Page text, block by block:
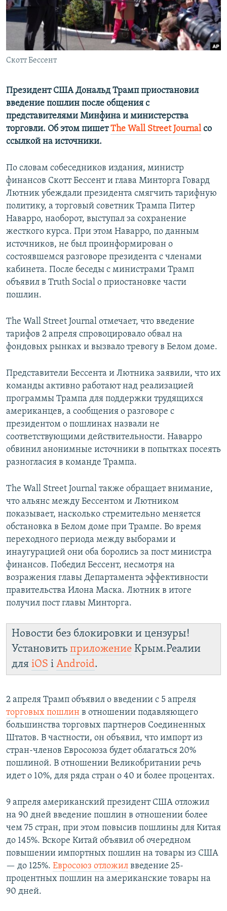
ПОБЕДИТЕЛЕЙ НЕ СУДЯТ?
КРЫМ.НЕПОКОРЕННЫЙ
ELIFBE
УКРАИНСКАЯ ПРОБЛЕМА КРЫМА
ПРИСОЕДИНЯЙТЕСЬ!
Скотт Бессент
Президент США Дональд Трамп приостановил
введение пошлин после общения с
представителями Минфина и министерства
торговли. Об этом пишетThe Wall Street Journalсо
ссылкой на источники.
По словам собеседников издания, министр
финансов Скотт Бессент и глава Минторга Говард
Лютник убеждали президента смягчить тарифную
политику, а торговый советник Трампа Питер
Наварро, наоборот, выступал за сохранение
жесткого курса. При этом Наварро, по данным
источников, не был проинформирован о
состоявшемся разговоре президента с членами
кабинета. После беседы с министрами Трамп
объявил в Truth Social о приостановке части
пошлин.
The Wall Street Journal отмечает, что введение
тарифов 2 апреля спровоцировало обвал на
фондовых рынках и вызвало тревогу в Белом доме.
Представители Бессента и Лютника заявили, что их
команды активно работают над реализацией
программы Трампа для поддержки трудящихся
американцев, а сообщения о разговоре с
президентом о пошлинах назвали не
соответствующими действительности. Наварро
обвинил анонимные источники в попытках посеять
разногласия в команде Трампа.
The Wall Street Journal также обращает внимание,
что альянс между Бессентом и Лютником
показывает, насколько стремительно меняется
обстановка в Белом доме при Трампе. Во время
переходного периода между выборами и
инаугурацией они оба боролись за пост министра
финансов. Победил Бессент, несмотря на
возражения главы Департамента эффективности
правительства Илона Маска. Лютник в итоге
получил пост главы Минторга.
Новости без блокировки и цензуры!
Установить приложение Крым.Реалии
для iOS і Android.
2 апреля Трамп объявил о введении с 5 апреля
торговых пошлин в отношении подавляющего
большинства торговых партнеров Соединенных
Штатов. В частности, он объявил, что импорт из
стран-членов Евросоюза будет облагаться 20%
пошлиной. В отношении Великобритании речь
идет о 10%, для ряда стран о 40 и более процентах.
9 апреля американский президент США отложил
на 90 дней введение пошлин в отношении более
чем 75 стран, при этом повысив пошлины для Китая
до 145%. Вскоре Китай объявил об очередном
повышении импортных пошлин на товары из США
— до 125%. Евросоюз отложил введение 25-
процентных пошлин на американские товары на
90 дней.